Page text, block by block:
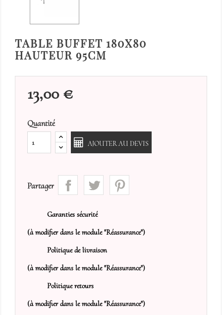
TABLE BUFFET 180X80
HAUTEUR 95CM
13,00 €
Quantité
AJOUTER AU DEVIS
Partager
Garanties sécurité
(à modifier dans le module "Réassurance")
Politique de livraison
(à modifier dans le module "Réassurance")
Politique retours
(à modifier dans le module "Réassurance")